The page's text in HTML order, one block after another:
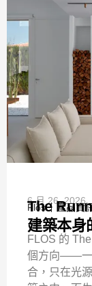
6 月 26, 2026
Flos 產品資
The
建築本身
FLOS 的
個方向——一
合，只在光